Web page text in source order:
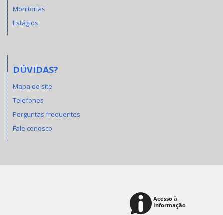
Monitorias
Estágios
DÚVIDAS?
Mapa do site
Telefones
Perguntas frequentes
Fale conosco